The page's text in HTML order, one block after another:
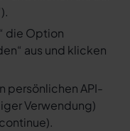
die Option
aus und klicken
persönlichen API-
Verwendung)